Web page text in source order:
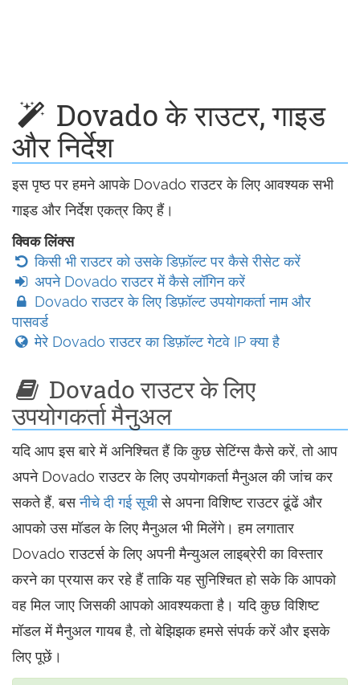
Dovado के राउटर, गाइड
और निर्देश
इस पृष्ठ पर हमने आपके Dovado राउटर के लिए आवश्यक सभी
गाइड और निर्देश एकत्र किए हैं।
क्विक लिंक्स
किसी भी राउटर को उसके डिफ़ॉल्ट पर कैसे रीसेट करें
अपने Dovado राउटर में कैसे लॉगिन करें
Dovado राउटर के लिए डिफ़ॉल्ट उपयोगकर्ता नाम और
पासवर्ड
मेरे Dovado राउटर का डिफ़ॉल्ट गेटवे IP क्या है
Dovado राउटर के लिए
उपयोगकर्ता मैनुअल
यदि आप इस बारे में अनिश्चित हैं कि कुछ सेटिंग्स कैसे करें, तो आप
अपने Dovado राउटर के लिए उपयोगकर्ता मैनुअल की जांच कर
सकते हैं, बसनीचे दी गई सूचीसे अपना विशिष्ट राउटर ढूंढें और
आपको उस मॉडल के लिए मैनुअल भी मिलेंगे। हम लगातार
Dovado राउटर्स के लिए अपनी मैन्युअल लाइब्रेरी का विस्तार
करने का प्रयास कर रहे हैं ताकि यह सुनिश्चित हो सके कि आपको
वह मिल जाए जिसकी आपको आवश्यकता है। यदि कुछ विशिष्ट
मॉडल में मैनुअल गायब है, तो बेझिझक हमसे संपर्क करें और इसके
लिए पूछें।